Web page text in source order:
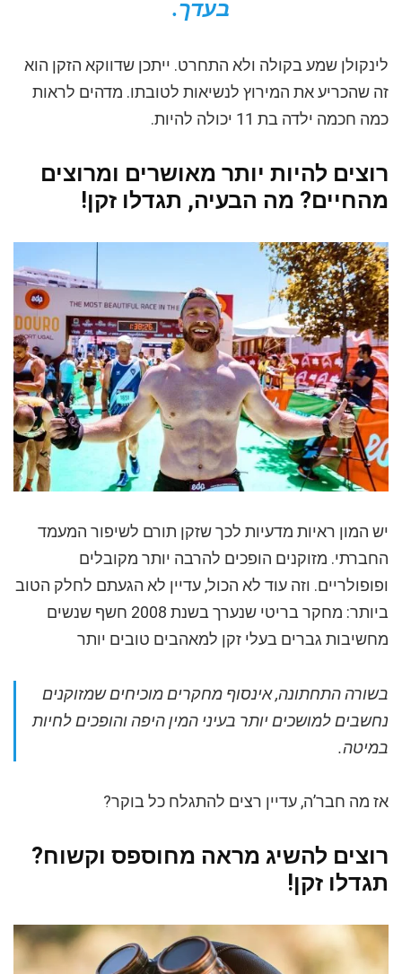
בעדך.
לינקולן שמע בקולה ולא התחרט. ייתכן שדווקא הזקן הוא
זה שהכריע את המירוץ לנשיאות לטובתו. מדהים לראות
כמה חכמה ילדה בת 11 יכולה להיות.
רוצים להיות יותר מאושרים ומרוצים
מהחיים? מה הבעיה, תגדלו זקן!
יש המון ראיות מדעיות לכך שזקן תורם לשיפור המעמד
החברתי. מזוקנים הופכים להרבה יותר מקובלים
ופופולריים. וזה עוד לא הכול, עדיין לא הגעתם לחלק הטוב
ביותר: מחקר בריטי שנערך בשנת 2008 חשף שנשים
מחשיבות גברים בעלי זקן למאהבים טובים יותר
בשורה התחתונה, אינסוף מחקרים מוכיחים שמזוקנים
נחשבים למושכים יותר בעיני המין היפה והופכים לחיות
במיטה.
אז מה חבר’ה, עדיין רצים להתגלח כל בוקר?
רוצים להשיג מראה מחוספס וקשוח?
תגדלו זקן!